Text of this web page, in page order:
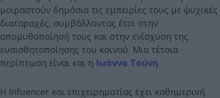
μοιραστούν δημόσια τις εμπειρίες τους με ψυχικές
διαταραχές, συμβάλλοντας έτσι στην
απομυθοποίησή τους και στην ενίσχυση της
ευαισθητοποίησης του κοινού. Μια τέτοια
περίπτωση είναι και η Ιωάννα Τούνη.
Η Infuencer και επιχειρηματίας έχει καθημερινή